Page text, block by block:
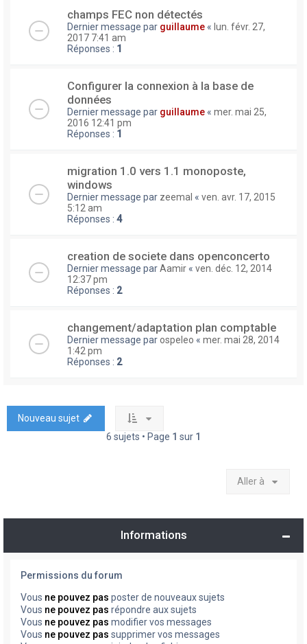
champs FEC non détectés
Dernier message par guillaume « lun. févr. 27,
2017 7:41 am
Réponses : 1
Configurer la connexion à la base de
données
Dernier message par guillaume « mer. mai 25,
2016 12:41 pm
Réponses : 1
migration 1.0 vers 1.1 monoposte,
windows
Dernier message par zeemal « ven. avr. 17, 2015
5:12 am
Réponses : 4
creation de societe dans openconcerto
Dernier message parAamir « ven. déc. 12, 2014
12:37 pm
Réponses : 2
changement/adaptation plan comptable
Dernier message parospeleo « mer. mai 28, 2014
1:42 pm
Réponses : 2
Nouveau sujet
6 sujets • Page 1 sur 1
Aller à
Informations
Permissions du forum
Vous ne pouvez pas poster de nouveaux sujets
Vous ne pouvez pas répondre aux sujets
Vous ne pouvez pas modifier vos messages
Vous ne pouvez pas supprimer vos messages